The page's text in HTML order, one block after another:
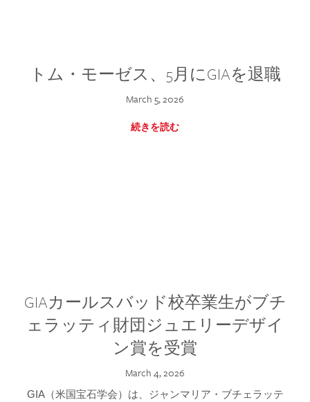
トム・モーゼス、5月にGIAを退職
March 5, 2026
続きを読む
GIAカールスバッド校卒業生がブチ
ェラッティ財団ジュエリーデザイ
ン賞を受賞
March 4, 2026
GIA（米国宝石学会）は、ジャンマリア・ブチェラッテ